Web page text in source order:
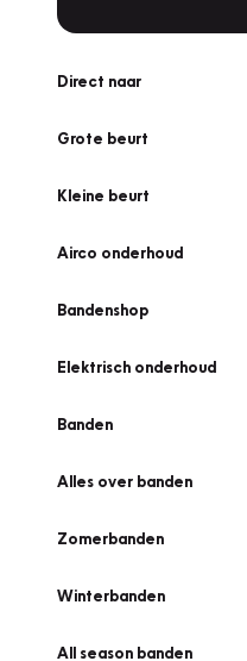
Direct naar
Grote beurt
Kleine beurt
Airco onderhoud
Bandenshop
Elektrisch onderhoud
Banden
Alles over banden
Zomerbanden
Winterbanden
All season banden